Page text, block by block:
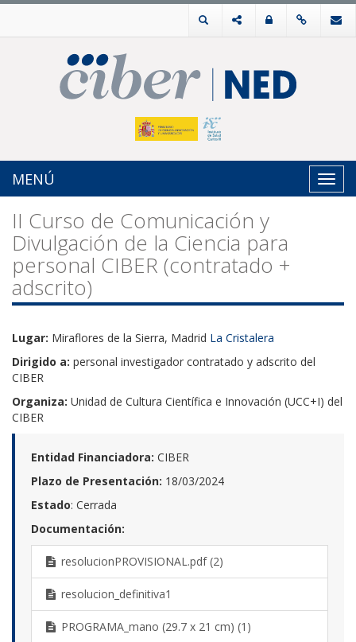
MENÚ
II Curso de Comunicación y
Divulgación de la Ciencia para
personal CIBER (contratado +
adscrito)
Lugar: Miraflores de la Sierra, Madrid La Cristalera
Dirigido a: personal investigador contratado y adscrito del
CIBER
Organiza: Unidad de Cultura Científica e Innovación (UCC+I) del
CIBER
Entidad Financiadora: CIBER
Plazo de Presentación: 18/03/2024
Estado: Cerrada
Documentación:
resolucionPROVISIONAL.pdf (2)
resolucion_definitiva1
PROGRAMA_mano (29.7 x 21 cm) (1)